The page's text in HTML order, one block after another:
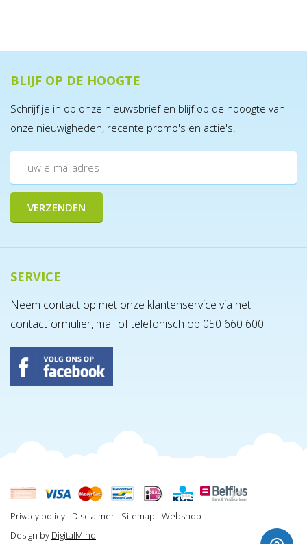
BLIJF OP DE HOOGTE
Schrijf je in op onze nieuwsbrief en blijf op de hooogte van
onze nieuwigheden, recente promo's en actie's!
SERVICE
Neem contact op met onze klantenservice via het
contactformulier, mail of telefonisch op 050 660 600
Privacy policy Disclaimer Sitemap
Webshop
Design by DigitalMind